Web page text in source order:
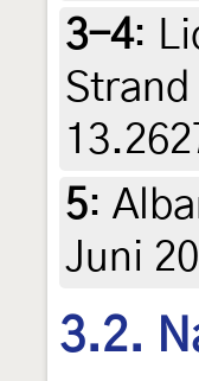
3-4:
5:
Juni
3.2.